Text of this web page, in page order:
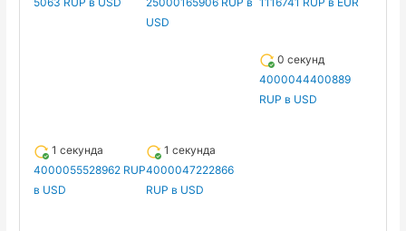
USD
0 секунд
4000044400889
RUP в USD
1 секунда
4000055528962 RUP
в USD
1 секунда
4000047222866
RUP в USD